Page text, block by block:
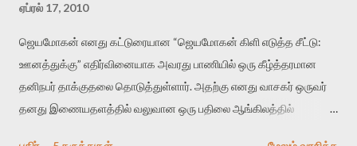
இருக்கிறார். அவர் கடுமையான பாதுகாப்பின்மை மனநிலையில் உள்ளார்.
உயிர்மை அவரை தாக்க உத்தேசித்தாலும் இல்லை என்றாலும்
ஜெயமோகன் அந்த பிரமையால் தொடர்ந்து அச்சுறுத்தலுக்கு உள்ளாகி
உள்ளார். உங்களை பற்றின இந்த தாக்குதல் கூட இதன் வெளிப்பாடு தான்”.
ஏப்ரல் 17, 2010
ஜெயமோகன் எனது கட்டுரையான “ஜெயமோகன் கிளி எடுத்த சீட்டு:
ஊனத்துக்கு” எதிர்வினையாக அவரது பாணியில் ஒரு கீழ்த்தரமான
தனிநபர் தாக்குதலை தொடுத்துள்ளார். அதற்கு எனது வாசகர் ஒருவர்
தனது இணையதளத்தில் வலுவான ஒரு பதிலை ஆங்கிலத்தில்